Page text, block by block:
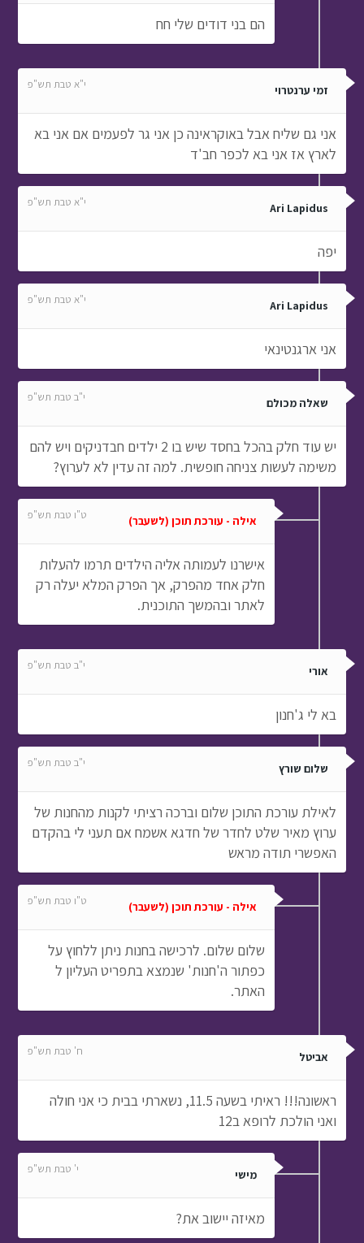
הם בני דודים שלי חח
זמי ערנטרוי י"א טבת תש"פ
אני גם שליח אבל באוקראינה כן אני גר לפעמים אם אני בא
לארץ אז אני בא לכפר חב'ד
Ari Lapidus י"א טבת תש"פ
יפה
Ari Lapidus י"א טבת תש"פ
אני ארגנטינאי
שאלה מכולם י"ב טבת תש"פ
יש עוד חלק בהכל בחסד שיש בו 2 ילדים חבדניקים ויש להם
משימה לעשות צניחה חופשית. למה זה עדין לא לערוץ?
אילה - עורכת תוכן (לשעבר) ט"ו טבת תש"פ
אישרנו לעמותה אליה הילדים תרמו להעלות
חלק אחד מהפרק, אך הפרק המלא יעלה רק
לאתר ובהמשך התוכנית.
אורי י"ב טבת תש"פ
בא לי ג'חנון
שלום שורץ י"ב טבת תש"פ
לאילת עורכת התוכן שלום וברכה רציתי לקנות מהחנות של
ערוץ מאיר שלט לחדר של חדגא אשמח אם תעני לי בהקדם
האפשרי תודה מראש
אילה - עורכת תוכן (לשעבר) ט"ו טבת תש"פ
שלום שלום. לרכישה בחנות ניתן ללחוץ על
כפתור ה'חנות' שנמצא בתפריט העליון ל
האתר.
אביטל ח' טבת תש"פ
ראשונה!!! ראיתי בשעה 11.5, נשארתי בבית כי אני חולה
ואני הולכת לרופא ב12
מישי י' טבת תש"פ
מאיזה יישוב את?